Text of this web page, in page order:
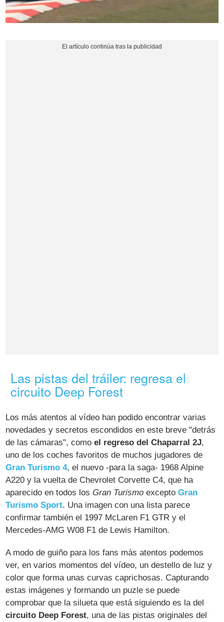
Las pistas del tráiler: regresa el
circuito Deep Forest
Los más atentos al vídeo han podido encontrar varias
novedades y secretos escondidos en este breve "detrás
de las cámaras", comoel regreso del Chaparral 2J,
uno de los coches favoritos de muchos jugadores de
Gran Turismo 4, el nuevo -para la saga- 1968 Alpine
A220 y la vuelta de Chevrolet Corvette C4, que ha
aparecido en todos losGran Turismo exceptoGran
Turismo Sport. Una imagen con una lista parece
confirmar también el 1997 McLaren F1 GTR y el
Mercedes-AMG W08 F1 de Lewis Hamilton.
A modo de guiño para los fans más atentos podemos
ver, en varios momentos del vídeo, un destello de luz y
color que forma unas curvas caprichosas. Capturando
estas imágenes y formando un puzle se puede
comprobar que la silueta que está siguiendo es la del
circuito Deep Forest, una de las pistas originales del